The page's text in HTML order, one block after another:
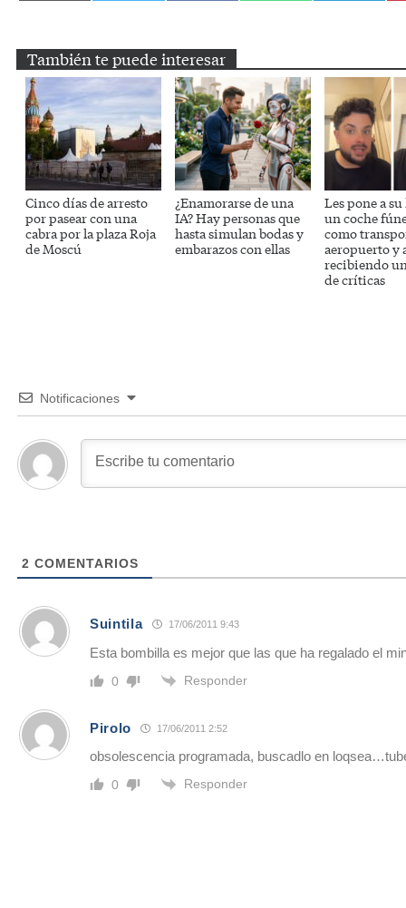
También te puede interesar
Cinco días de arresto
por pasear con una
cabra por la plaza Roja
de Moscú
¿Enamorarse de una
IA? Hay personas que
hasta simulan bodas y
embarazos con ellas
Les pone a
un coche
como
aeropuerto y
recibiendo
de críticas
Notificaciones
2 COMENTARIOS
Suintila 17/06/2011 9:43
Esta bombilla es mejor que las que ha regalado el
0 Responder
Pirolo 17/06/2011 2:52
obsolescencia programada, buscadlo en
0 Responder